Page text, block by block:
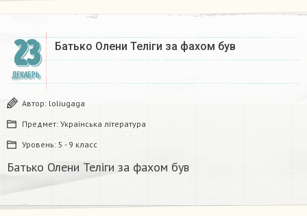
23
ДЕКАБРЬ
Батько Олени Теліги за фахом був
Автор: loliugaga
Предмет: Українська література
Уровень: 5 - 9 класс
Батько Олени Теліги за фахом був